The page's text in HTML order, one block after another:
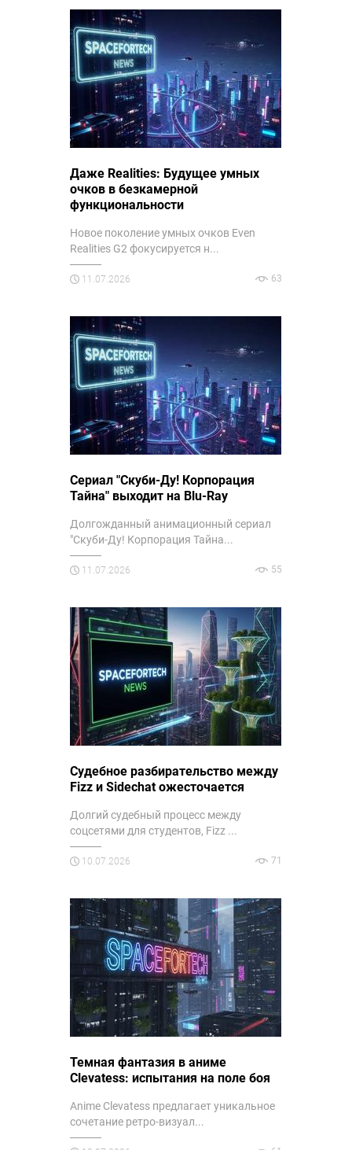
Даже Realities: Будущее умных
очков в безкамерной
функциональности
Новое поколение умных очков Even
Realities G2 фокусируется н...
11.07.2026 63
Сериал "Скуби-Ду! Корпорация
Тайна" выходит на Blu-Ray
Долгожданный анимационный сериал
"Скуби-Ду! Корпорация Тайна...
11.07.2026 55
Судебное разбирательство между
Fizz и Sidechat ожесточается
Долгий судебный процесс между
соцсетями для студентов, Fizz ...
10.07.2026 71
Темная фантазия в аниме
Clevatess: испытания на поле боя
Anime Clevatess предлагает уникальное
сочетание ретро-визуал...